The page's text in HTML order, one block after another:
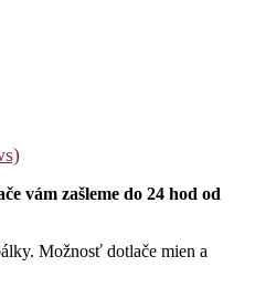
€
vám zašleme do 24 hod od
Možnosť dotlače mien a